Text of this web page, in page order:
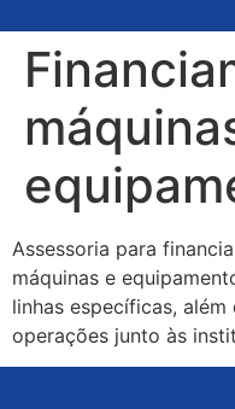
Assessoria para
máquinas e
linhas específicas,
operações junto às